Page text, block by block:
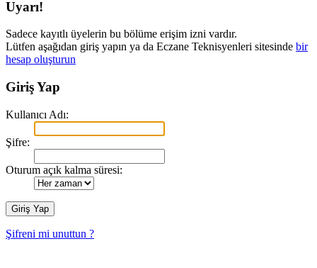
Uyarı!
Sadece kayıtlı üyelerin bu bölüme erişim izni vardır.
Lütfen aşağıdan giriş yapın ya da Eczane Teknisyenleri sitesinde bir
hesap oluşturun
Giriş Yap
Kullanıcı Adı:
Şifre:
Oturum açık kalma süresi:
Şifreni mi unuttun ?